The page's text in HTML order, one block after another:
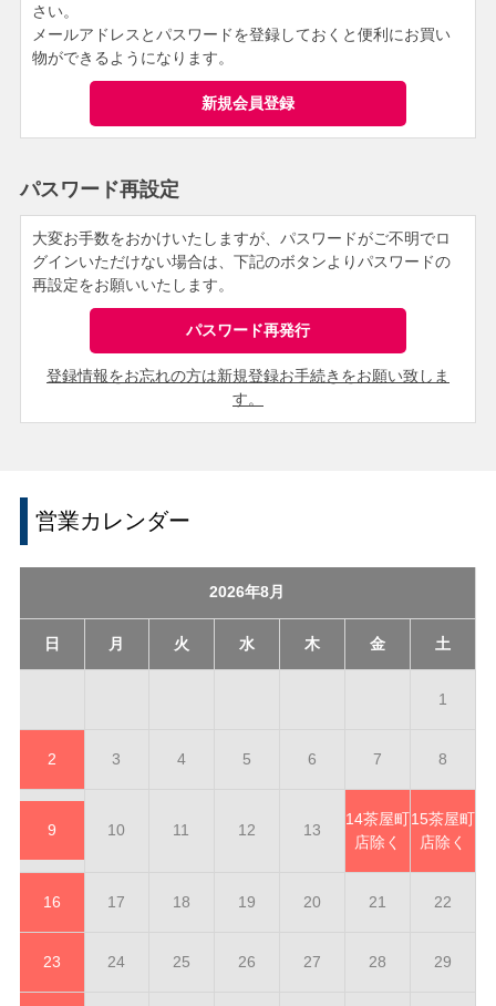
さい。
メールアドレスとパスワードを登録しておくと便利にお買い
物ができるようになります。
パスワード再設定
大変お手数をおかけいたしますが、パスワードがご不明でロ
グインいただけない場合は、下記のボタンよりパスワードの
再設定をお願いいたします。
登録情報をお忘れの方は新規登録お手続きをお願い致しま
す。
営業カレンダー
2026年8月
日 月 火 水 木 金 土
1
2 3 4 5 6 7 8
9 10 11 12 13
14茶屋町
店除く
15茶屋町
店除く
16 17 18 19 20 21 22
23 24 25 26 27 28 29